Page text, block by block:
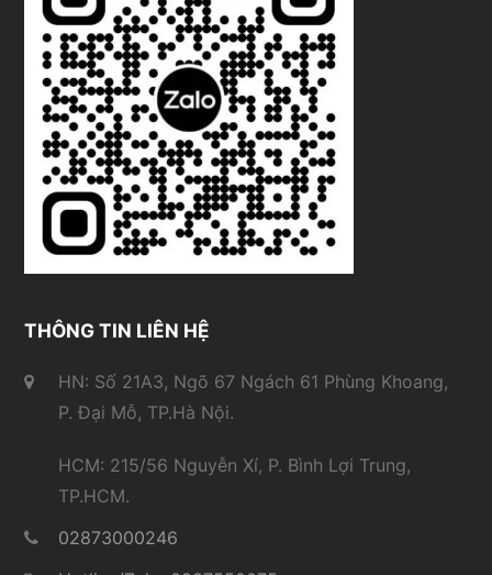
THÔNG TIN LIÊN HỆ
HN: Số 21A3, Ngõ 67 Ngách 61 Phùng Khoang,
P. Đại Mỗ, TP.Hà Nội.
HCM: 215/56 Nguyễn Xí, P. Bình Lợi Trung,
TP.HCM.
02873000246